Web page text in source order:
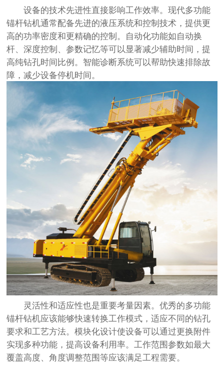
设备的技术先进性直接影响工作效率。现代多功能
锚杆钻机通常配备先进的液压系统和控制技术，提供更
高的功率密度和更精确的控制。自动化功能如自动换
杆、深度控制、参数记忆等可以显著减少辅助时间，提
高纯钻孔时间比例。智能诊断系统可以帮助快速排除故
障，减少设备停机时间。
灵活性和适应性也是重要考量因素。优秀的多功能
锚杆钻机应该能够快速转换工作模式，适应不同的钻孔
要求和工艺方法。模块化设计使设备可以通过更换附件
实现多种功能，提高设备利用率。工作范围参数如最大
覆盖高度、角度调整范围等应该满足工程需要。